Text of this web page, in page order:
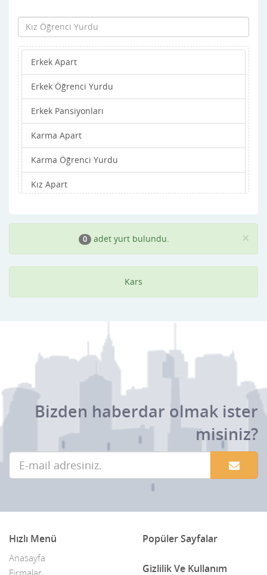
Erkek Apart
Erkek Öğrenci Yurdu
Erkek Pansiyonları
Karma Apart
Karma Öğrenci Yurdu
Kız Apart
Kız Pansiyonları ×
0 adet yurt bulundu.
Kars
Bizden haberdar olmak ister
misiniz?
Hızlı Menü
Anasayfa
Popüler Sayfalar
Gizlilik Ve Kullanım